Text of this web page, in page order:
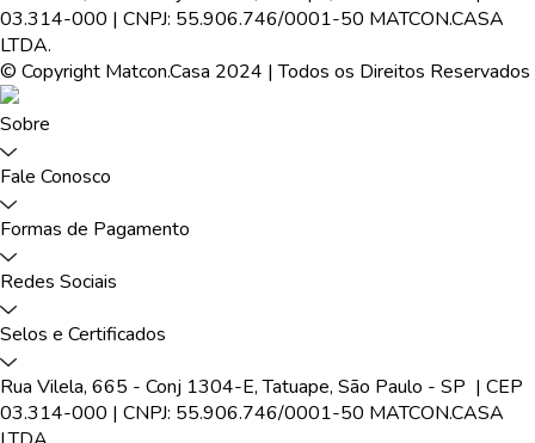
03.314-000 | CNPJ: 55.906.746/0001-50 MATCON.CASA
LTDA.
© Copyright Matcon.Casa 2024 | Todos os Direitos Reservados
Sobre
Fale Conosco
Formas de Pagamento
Redes Sociais
Selos e Certificados
Rua Vilela, 665 - Conj 1304-E, Tatuape, São Paulo - SP | CEP
03.314-000 | CNPJ: 55.906.746/0001-50 MATCON.CASA